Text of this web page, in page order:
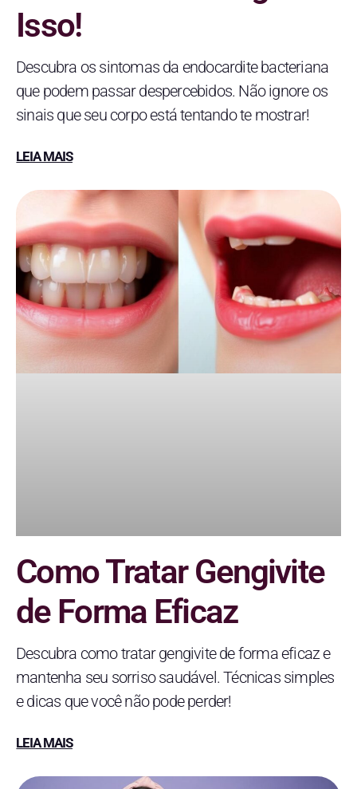
Isso!
Descubra os sintomas da endocardite bacteriana
que podem passar despercebidos. Não ignore os
sinais que seu corpo está tentando te mostrar!
LEIA MAIS
Como Tratar Gengivite
de Forma Eficaz
Descubra como tratar gengivite de forma eficaz e
mantenha seu sorriso saudável. Técnicas simples
e dicas que você não pode perder!
LEIA MAIS